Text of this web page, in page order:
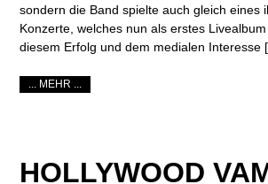
sondern die Band spielte auch gleich eines
Konzerte, welches nun als erstes
diesem Erfolg und dem medialen Interesse
... MEHR ...
HOLLYWOOD